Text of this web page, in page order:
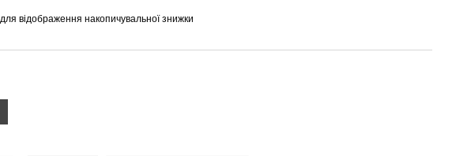
для відображення накопичувальної знижки